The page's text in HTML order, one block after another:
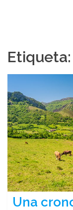
Etiqueta:
Una